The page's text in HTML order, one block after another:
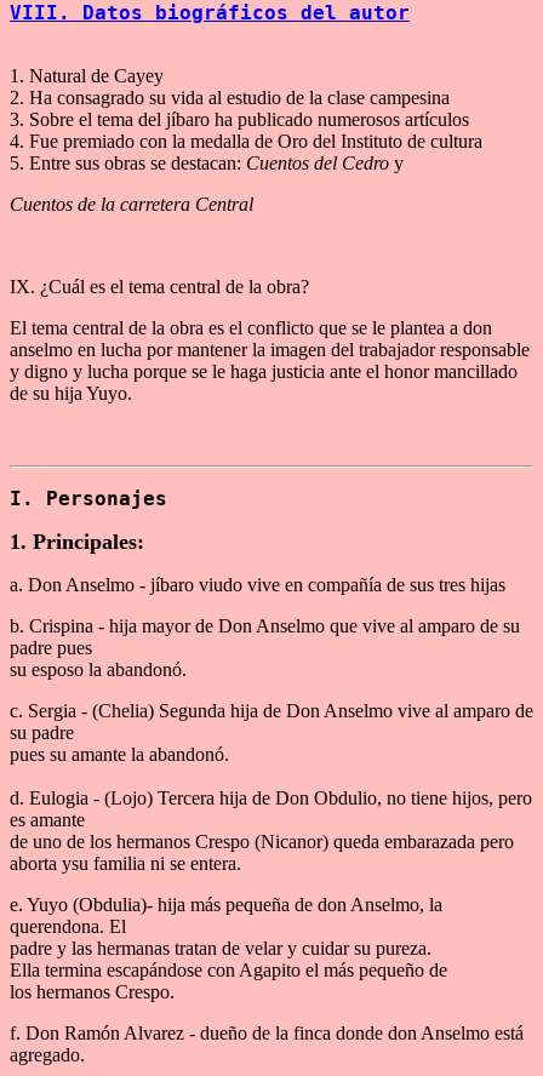
VIII. Datos biográficos del autor
1. Natural de Cayey
2. Ha consagrado su vida al estudio de la clase campesina
3. Sobre el tema del jíbaro ha publicado numerosos artículos
4. Fue premiado con la medalla de Oro del Instituto de cultura
5. Entre sus obras se destacan: Cuentos del Cedro y
Cuentos de la carretera Central
IX. ¿Cuál es el tema central de la obra?
El tema central de la obra es el conflicto que se le plantea a don
anselmo en lucha por mantener la imagen del trabajador responsable
y digno y lucha porque se le haga justicia ante el honor mancillado
de su hija Yuyo.
I. Personajes
1. Principales:
a. Don Anselmo - jíbaro viudo vive en compañía de sus tres hijas
b. Crispina - hija mayor de Don Anselmo que vive al amparo de su
padre pues
su esposo la abandonó.
c. Sergia - (Chelia) Segunda hija de Don Anselmo vive al amparo de
su padre
pues su amante la abandonó.
d. Eulogia - (Lojo) Tercera hija de Don Obdulio, no tiene hijos, pero
es amante
de uno de los hermanos Crespo (Nicanor) queda embarazada pero
aborta ysu familia ni se entera.
e. Yuyo (Obdulia)- hija más pequeña de don Anselmo, la
querendona. El
padre y las hermanas tratan de velar y cuidar su pureza.
Ella termina escapándose con Agapito el más pequeño de
los hermanos Crespo.
f. Don Ramón Alvarez - dueño de la finca donde don Anselmo está
agregado.